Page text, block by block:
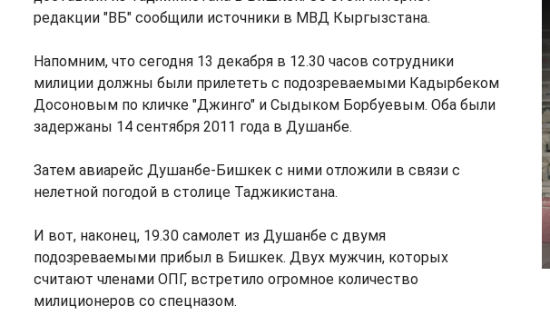
редакции "ВБ" сообщили источники в МВД Кыргызстана.
Напомним, что сегодня 13 декабря в 12.30 часов сотрудники
милиции должны были прилететь с подозреваемыми Кадырбеком
Досоновым по кличке "Джинго" и Сыдыком Борбуевым. Оба были
задержаны 14 сентября 2011 года в Душанбе.
Затем авиарейс Душанбе-Бишкек с ними отложили в связи с
нелетной погодой в столице Таджикистана.
И вот, наконец, 19.30 самолет из Душанбе с двумя
подозреваемыми прибыл в Бишкек. Двух мужчин, которых
считают членами ОПГ, встретило огромное количество
милиционеров со спецназом.